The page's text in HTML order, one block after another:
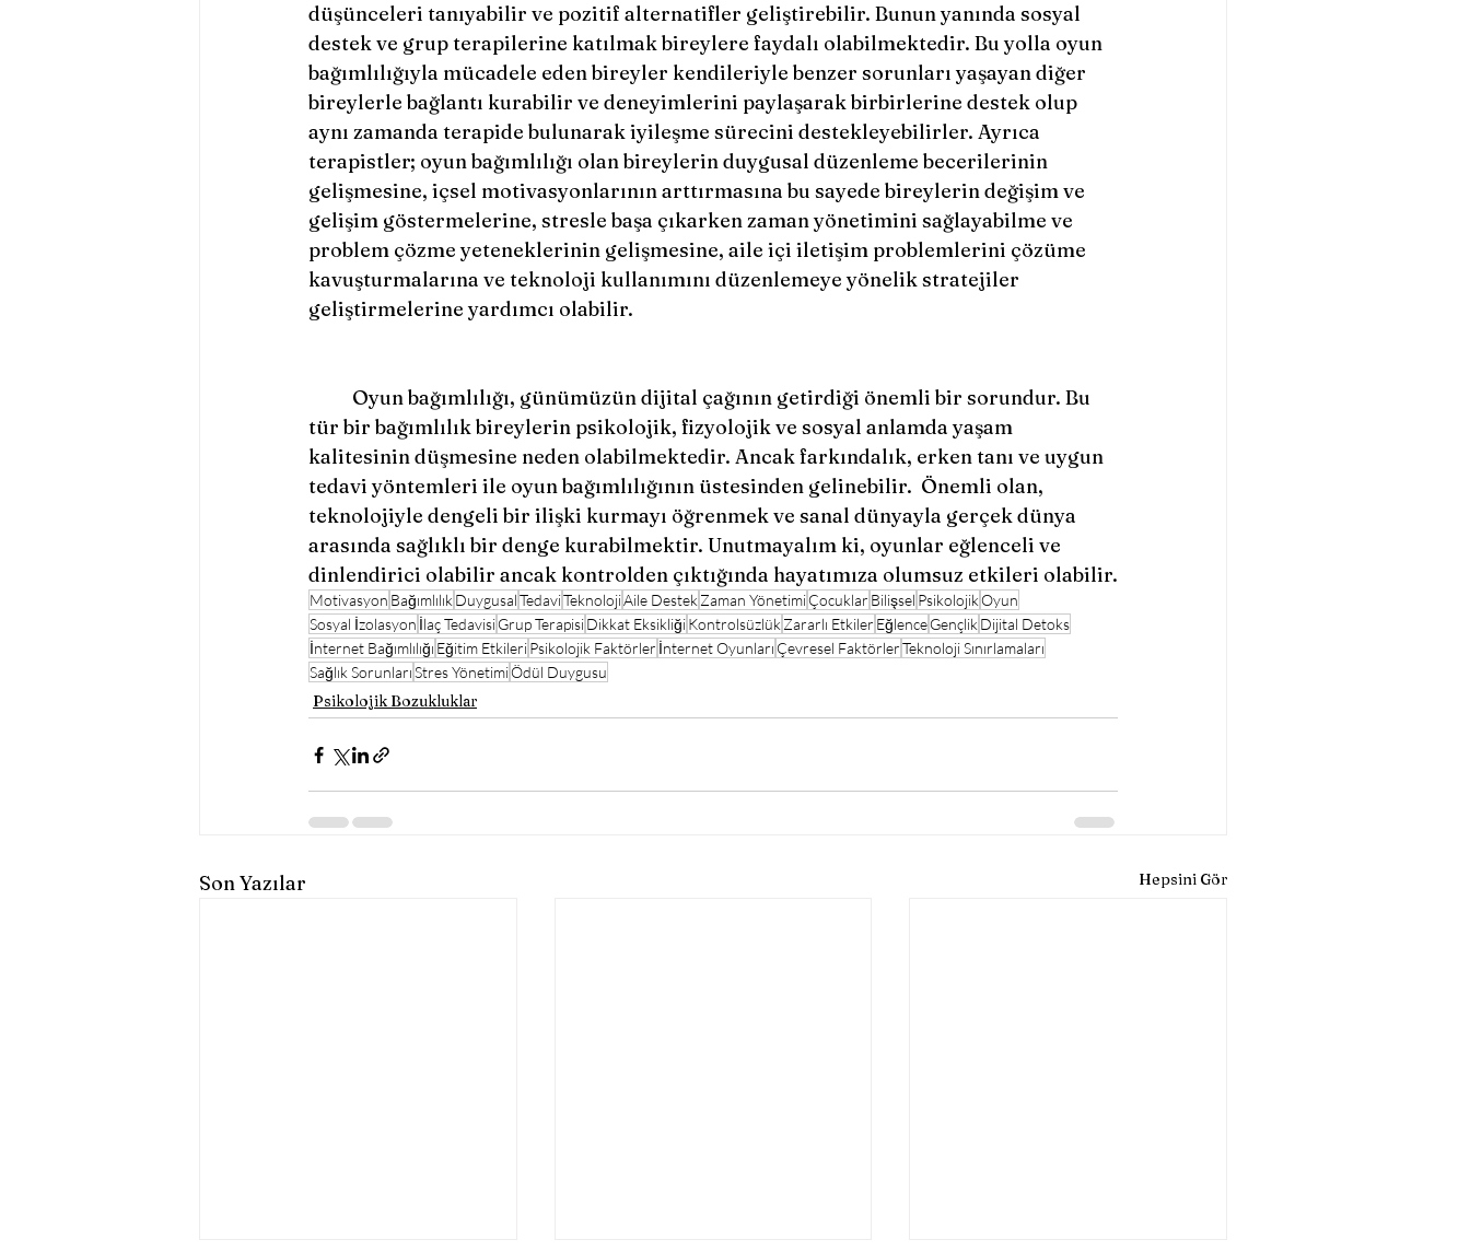
düşünceleri tanıyabilir ve pozitif alternatifler geliştirebilir. Bunun yanında sosyal
destek ve grup terapilerine katılmak bireylere faydalı olabilmektedir. Bu yolla oyun
bağımlılığıyla mücadele eden bireyler kendileriyle benzer sorunları yaşayan diğer
bireylerle bağlantı kurabilir ve deneyimlerini paylaşarak birbirlerine destek olup
aynı zamanda terapide bulunarak iyileşme sürecini destekleyebilirler. Ayrıca
terapistler; oyun bağımlılığı olan bireylerin duygusal düzenleme becerilerinin
gelişmesine, içsel motivasyonlarının arttırmasına bu sayede bireylerin değişim ve
gelişim göstermelerine, stresle başa çıkarken zaman yönetimini sağlayabilme ve
problem çözme yeteneklerinin gelişmesine, aile içi iletişim problemlerini çözüme
kavuşturmalarına ve teknoloji kullanımını düzenlemeye yönelik stratejiler
geliştirmelerine yardımcı olabilir.
tür bir bağımlılık bireylerin psikolojik, fizyolojik ve sosyal anlamda yaşam
kalitesinin düşmesine neden olabilmektedir. Ancak farkındalık, erken tanı ve uygun
tedavi yöntemleri ile oyun bağımlılığının üstesinden gelinebilir.  Önemli olan,
teknolojiyle dengeli bir ilişki kurmayı öğrenmek ve sanal dünyayla gerçek dünya
arasında sağlıklı bir denge kurabilmektir. Unutmayalım ki, oyunlar eğlenceli ve
dinlendirici olabilir ancak kontrolden çıktığında hayatımıza olumsuz etkileri olabilir.
Motivasyon Bağımlılık DuygusalTedaviTeknolojiAile Destek Zaman YönetimiÇocuklar Bilişsel PsikolojikOyun
Sosyal İzolasyon İlaç TedavisiGrup TerapisiDikkat EksikliğiKontrolsüzlük Zararlı Etkiler EğlenceGençlik Dijital Detoks
İnternet Bağımlılığı Eğitim EtkileriPsikolojik Faktörler İnternet Oyunları Çevresel FaktörlerTeknoloji Sınırlamaları
Sağlık SorunlarıStres YönetimiÖdül Duygusu
Psikolojik Bozukluklar
Son Yazılar Hepsini Gör